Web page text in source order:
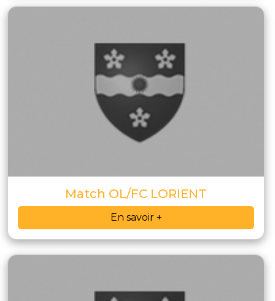
Match OL/FC LORIENT
En savoir +